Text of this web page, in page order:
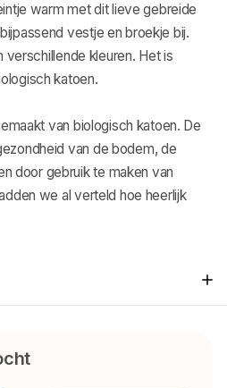
warm met dit lieve gebreide
vestje en broekje bij.
verschillende kleuren. Het is
katoen.
van biologisch katoen. De
van de bodem, de
door gebruik te maken van
we al verteld hoe heerlijk